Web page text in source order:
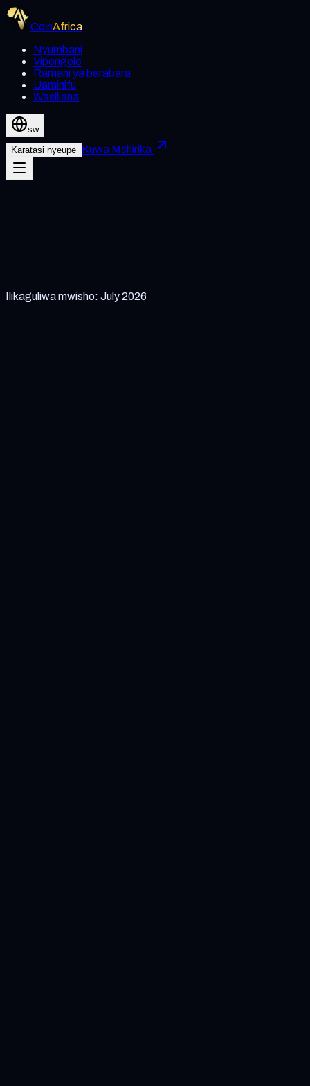
CoinAfrica
Nyumbani
Vipengele
Ramani ya barabara
Uaminifu
Wasiliana
sw
Karatasi nyeupe Kuwa Mshirika
Ilikaguliwa mwisho: July 2026